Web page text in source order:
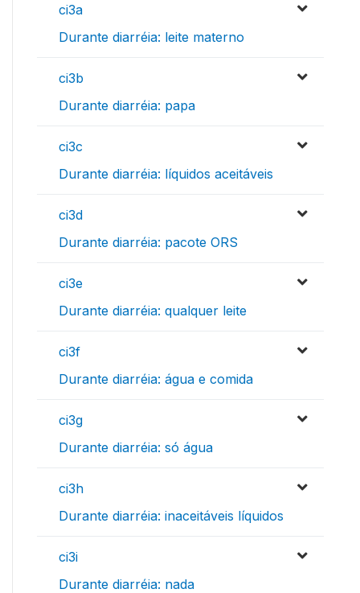
ci3a
Durante diarréia: leite materno
ci3b
Durante diarréia: papa
ci3c
Durante diarréia: líquidos aceitáveis
ci3d
Durante diarréia: pacote ORS
ci3e
Durante diarréia: qualquer leite
ci3f
Durante diarréia: água e comida
ci3g
Durante diarréia: só água
ci3h
Durante diarréia: inaceitáveis líquidos
ci3i
Durante diarréia: nada